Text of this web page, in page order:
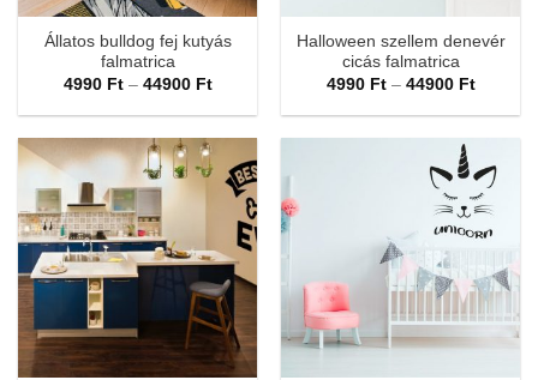
Állatos bulldog fej kutyás
falmatrica
4990 Ft – 44900 FtÁrtartomány:
-
Halloween szellem denevér
cicás falmatrica
4990 Ft – 44900 Ft
-